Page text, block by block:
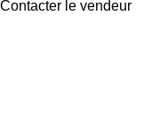
Contacter le vendeur